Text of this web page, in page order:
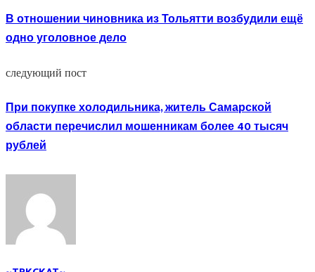
В отношении чиновника из Тольятти возбудили ещё
одно уголовное дело
следующий пост
При покупке холодильника, житель Самарской
области перечислил мошенникам более 40 тысяч
рублей